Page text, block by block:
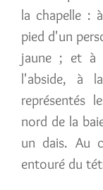
la chapelle :
pied d'un
jaune ; et à
l'abside, à
représentés
nord de la
un dais. Au
entouré du